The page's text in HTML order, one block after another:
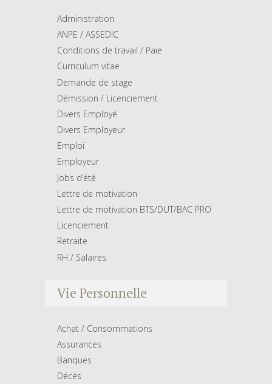
Administration
ANPE / ASSEDIC
Conditions de travail / Paie
Curriculum vitae
Demande de stage
Démission / Licenciement
Divers Employé
Divers Employeur
Emploi
Employeur
Jobs d’été
Lettre de motivation
Lettre de motivation BTS/DUT/BAC PRO
Licenciement
Retraite
RH / Salaires
Vie Personnelle
Achat / Consommations
Assurances
Banques
Décés